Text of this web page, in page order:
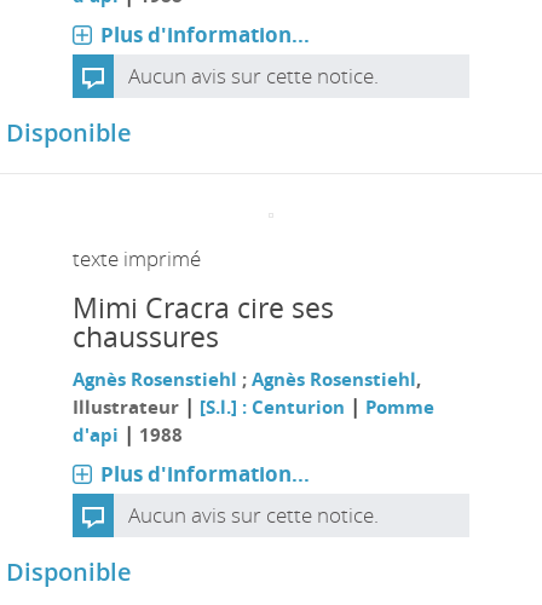
Plus d'information...
Aucun avis sur cette notice.
Disponible
texte imprimé
Mimi Cracra cire ses
chaussures
Agnès Rosenstiehl ; Agnès Rosenstiehl,
Illustrateur | [S.l.] : Centurion | Pomme
d'api | 1988
Plus d'information...
Aucun avis sur cette notice.
Disponible